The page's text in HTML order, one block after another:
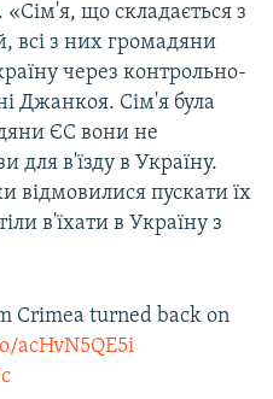
. «Сім'я, що складається з
всі з них громадяни
через контрольно-
Джанкоя. Сім'я була
ЄС вони не
для в'їзду в Україну.
відмовилися пускати їх
в'їхати в Україну з
Crimea turned back on
acHvN5QE5i